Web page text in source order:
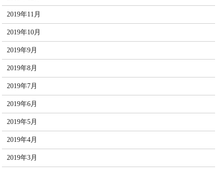
2019年11月
2019年10月
2019年9月
2019年8月
2019年7月
2019年6月
2019年5月
2019年4月
2019年3月